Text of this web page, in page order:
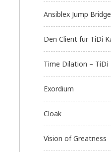
Ansiblex Jump Bridge
Den Client für TiDi
Time Dilation – TiDi
Exordium
Cloak
Vision of Greatness